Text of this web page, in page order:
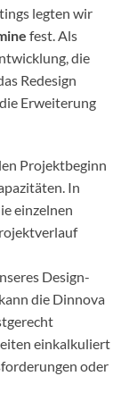
legten wir
fest. Als
die
Redesign
Erweiterung
Projektbeginn
In
einzelnen
Design-
die Dinnova
einkalkuliert
oder